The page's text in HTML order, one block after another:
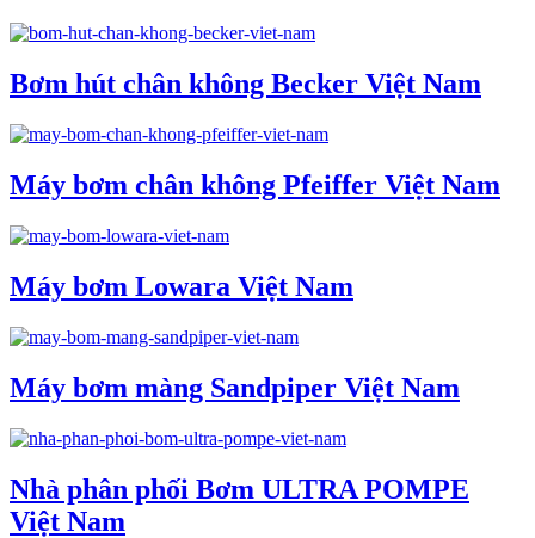
Bơm hút chân không Becker Việt Nam
Máy bơm chân không Pfeiffer Việt Nam
Máy bơm Lowara Việt Nam
Máy bơm màng Sandpiper Việt Nam
Nhà phân phối Bơm ULTRA POMPE
Việt Nam